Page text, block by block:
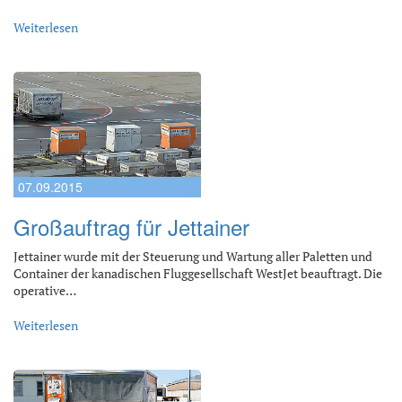
Weiterlesen
07.09.2015
Großauftrag für Jettainer
Jettainer wurde mit der Steuerung und Wartung aller Paletten und
Container der kanadischen Fluggesellschaft WestJet beauftragt. Die
operative…
Weiterlesen